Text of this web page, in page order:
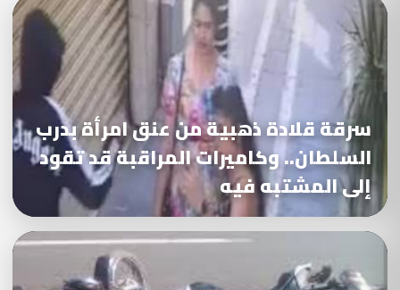
سرقة قلادة ذهبية من عنق امرأة بدرب
السلطان.. وكاميرات المراقبة قد تقود
إلى المشتبه فيه